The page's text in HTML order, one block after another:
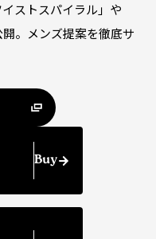
ストスパイラル」や
。メンズ提案を徹底サ
Buy